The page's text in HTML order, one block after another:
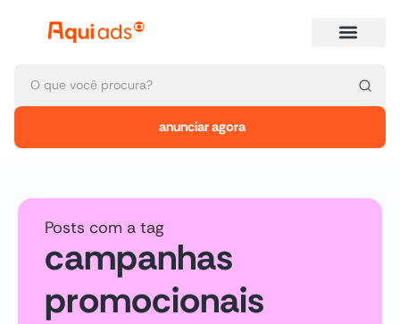
anunciar agora
Posts com a tag
campanhas
promocionais